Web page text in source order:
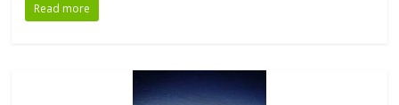
Read more